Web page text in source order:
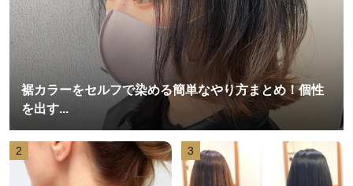
裾カラーをセルフで染める簡単なやり方まとめ！個性
を出す...
2 3